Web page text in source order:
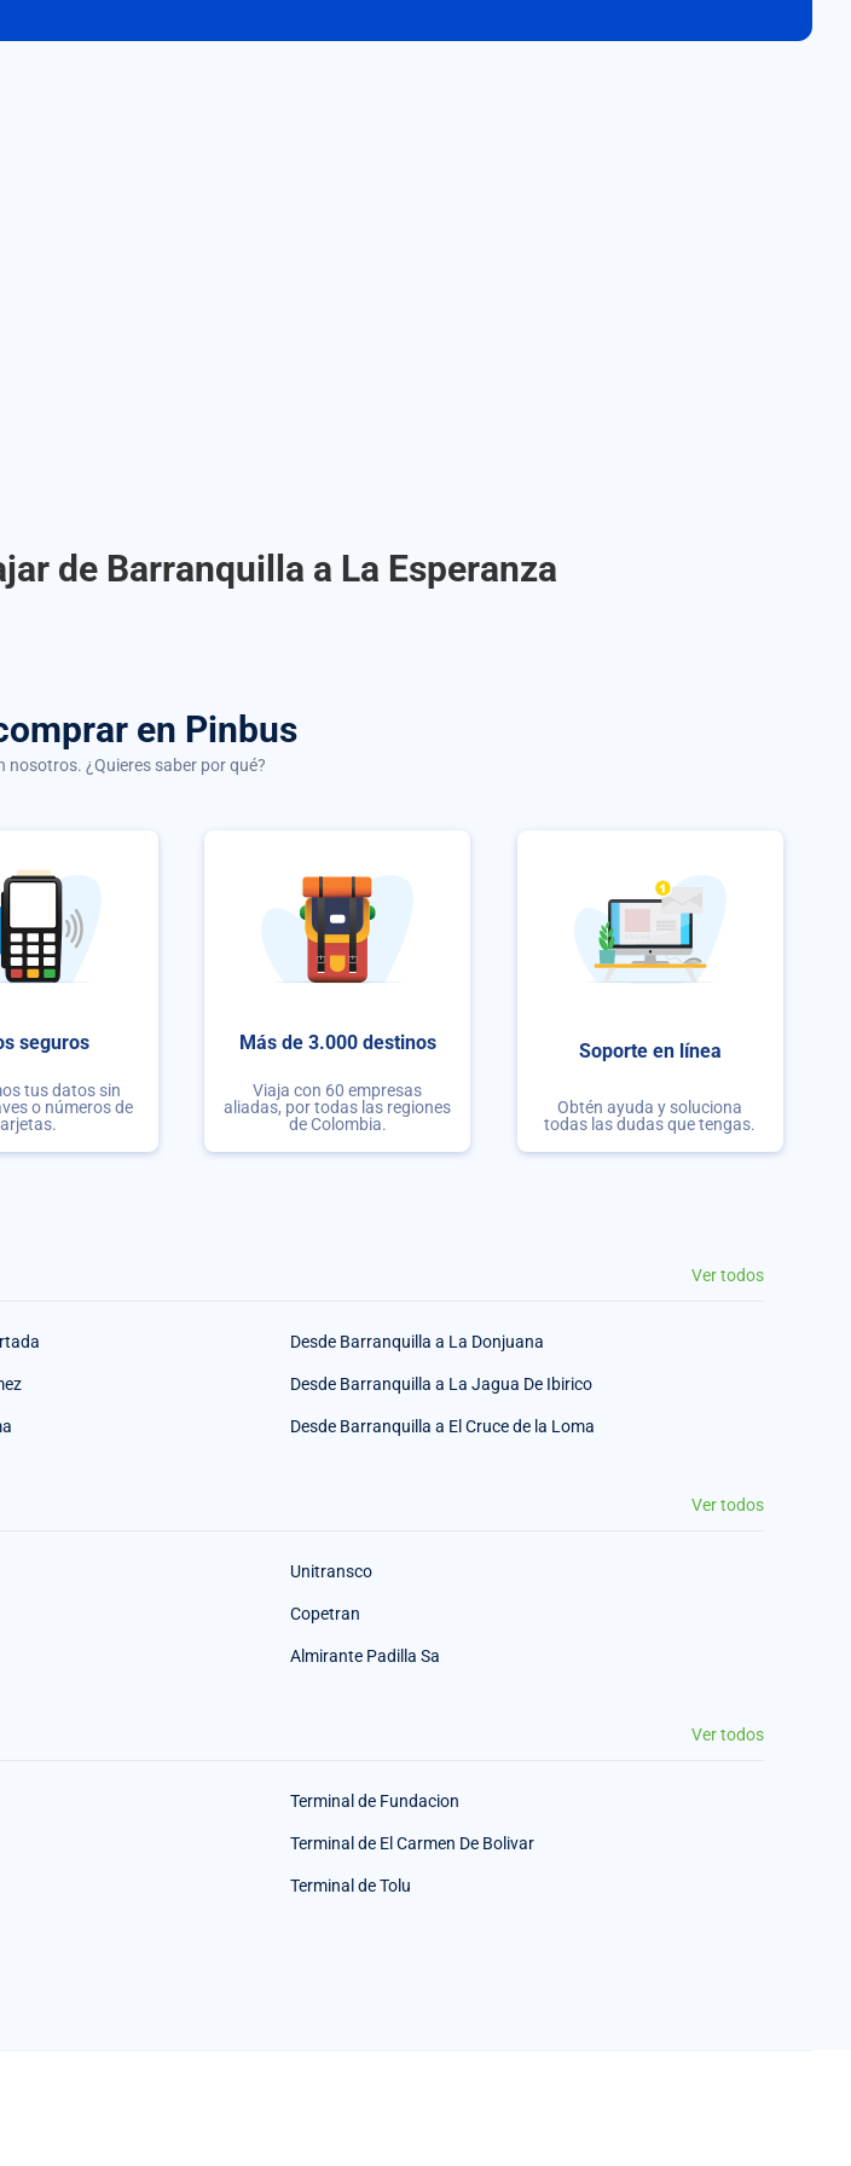
de Barranquilla a La Esperanza
en Pinbus
nosotros. ¿Quieres saber por qué?
seguros
tus datos sin
o números de
Más de 3.000 destinos
Viaja con 60 empresas
aliadas, por todas las regiones
de Colombia.
Soporte en línea
Obtén ayuda y soluciona
todas las dudas que tengas.
Ver todos
Desde Barranquilla a La Donjuana
Desde Barranquilla a La Jagua De Ibirico
Desde Barranquilla a El Cruce de la Loma
Ver todos
Unitransco
Copetran
Almirante Padilla Sa
Ver todos
Terminal de Fundacion
Terminal de El Carmen De Bolivar
Terminal de Tolu